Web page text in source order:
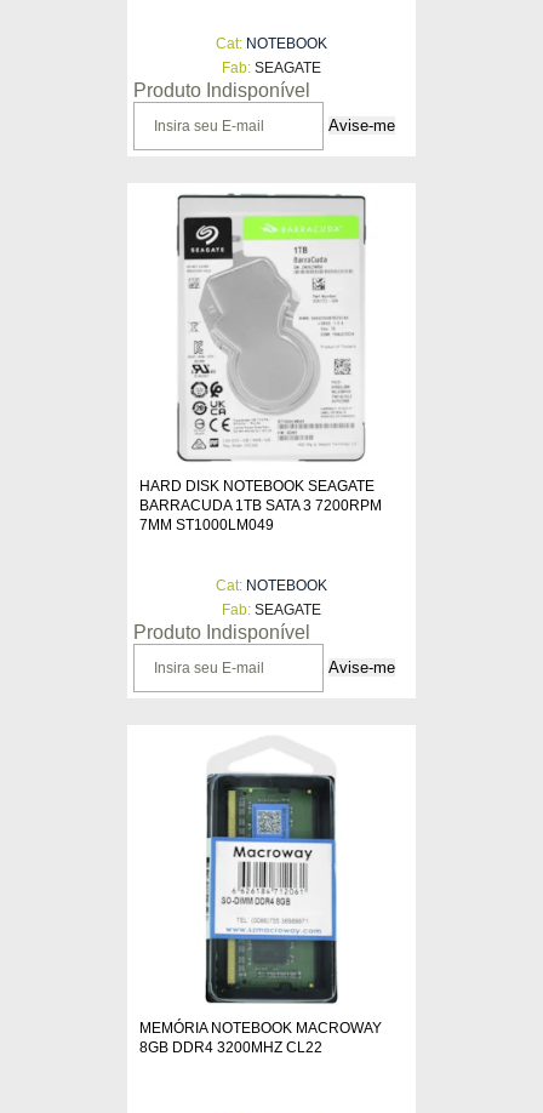
Cat: NOTEBOOK
Fab: SEAGATE
Produto Indisponível
HARD DISK NOTEBOOK SEAGATE
BARRACUDA 1TB SATA 3 7200RPM
7MM ST1000LM049
Cat: NOTEBOOK
Fab: SEAGATE
Produto Indisponível
MEMÓRIA NOTEBOOK MACROWAY
8GB DDR4 3200MHZ CL22